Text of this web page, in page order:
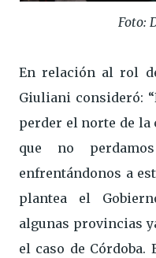
Foto:
En relación al rol
Giuliani consideró:
perder el norte de
que no
enfrentándonos a
plantea el
algunas provincias
el caso de